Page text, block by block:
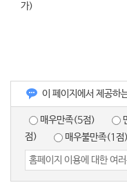
가)
이 페이지에서 제공하
매우만족(5점)
점)
매우불만족(1점)